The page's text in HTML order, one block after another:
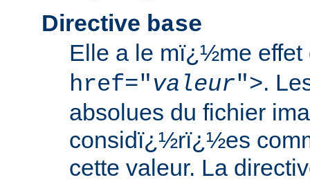
Directive base
Elle a le mï¿½me
href="valeur">.
absolues du fichier
considï¿½rï¿½es
cette valeur. La